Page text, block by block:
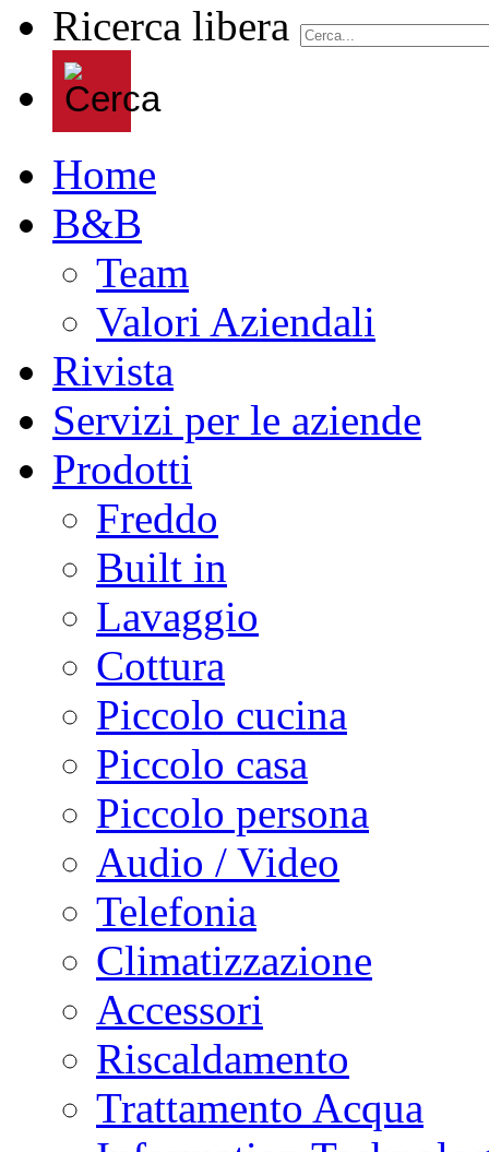
Ricerca libera
Home
B&B
Team
Valori Aziendali
Rivista
Servizi per le aziende
Prodotti
Freddo
Built in
Lavaggio
Cottura
Piccolo cucina
Piccolo casa
Piccolo persona
Audio / Video
Telefonia
Climatizzazione
Accessori
Riscaldamento
Trattamento Acqua